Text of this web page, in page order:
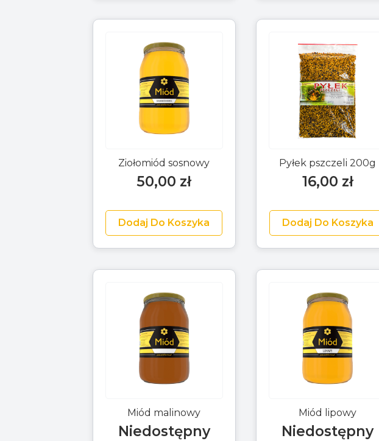
Ziołomiód sosnowy
50,00 zł
Dodaj Do Koszyka
Pyłek pszczeli 200g
16,00 zł
Dodaj Do Koszyka
Miód malinowy
Niedostępny
Miód lipowy
Niedostępny